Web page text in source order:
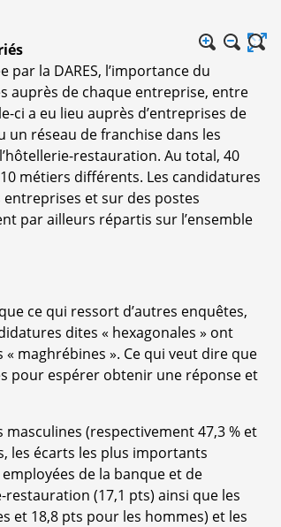
la DARES, l’importance du
auprès de chaque entreprise, entre
ci a eu lieu auprès d’entreprises de
un réseau de franchise dans les
restauration. Au total, 40
métiers différents. Les candidatures
et sur des postes
par ailleurs répartis sur l’ensemble
ce qui ressort d’autres enquêtes,
dites « hexagonales » ont
maghrébines ». Ce qui veut dire que
pour espérer obtenir une réponse et
(respectivement 47,3 % et
les écarts les plus importants
de la banque et de
restauration (17,1 pts) ainsi que les
et 18,8 pts pour les hommes) et les